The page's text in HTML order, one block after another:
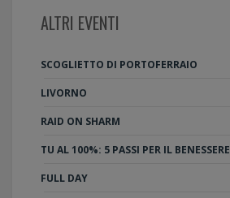
ALTRI EVENTI
SCOGLIETTO DI PORTOFERRAIO
LIVORNO
RAID ON SHARM
TU AL 100%: 5 PASSI PER IL BENESSERE
FULL DAY